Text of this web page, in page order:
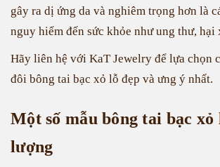
gây ra dị ứng da và nghiêm trọng hơn là
nguy hiểm đến sức khỏe như ung thư,
Hãy liên hệ với KaT Jewelry để lựa chọn
đôi bông tai bạc xỏ lỗ đẹp và ưng ý nhất.
Một số mẫu bông tai bạc xỏ
lượng